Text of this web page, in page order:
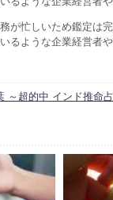
が忙しいため鑑定は
るような企業経営者や
～超的中 インド推命